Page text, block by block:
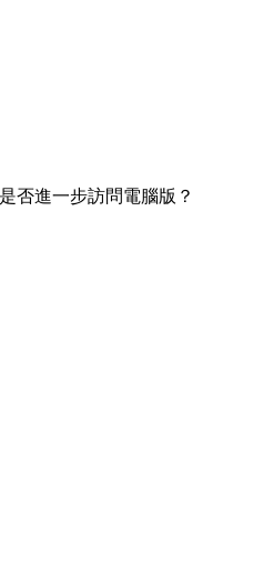
否進一步訪問電腦版？